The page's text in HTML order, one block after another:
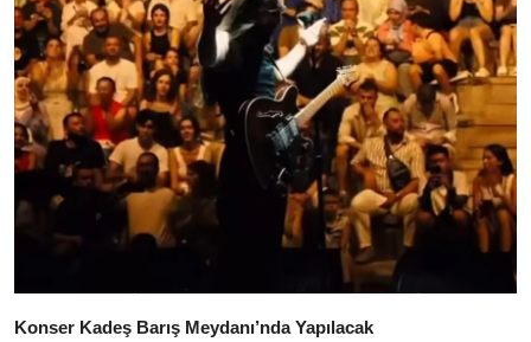
Konser Kadeş Barış Meydanı’nda Yapılacak